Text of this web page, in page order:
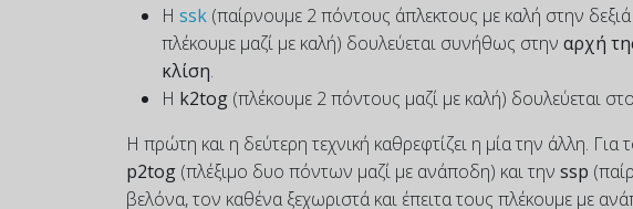
Η ssk (παίρνουμε 2 πόντους άπλεκτους με καλή στην
πλέκουμε μαζί με καλή) δουλεύεται συνήθως στην αρχή
κλίση.
Η k2tog (πλέκουμε 2 πόντους μαζί με καλή) δουλεύεται στο
Η πρώτη και η δεύτερη τεχνική καθρεφτίζει η μία την άλλη.
p2tog (πλέξιμο δυο πόντων μαζί με ανάποδη) και την ssp
βελόνα, τον καθένα ξεχωριστά και έπειτα τους πλέκουμε με